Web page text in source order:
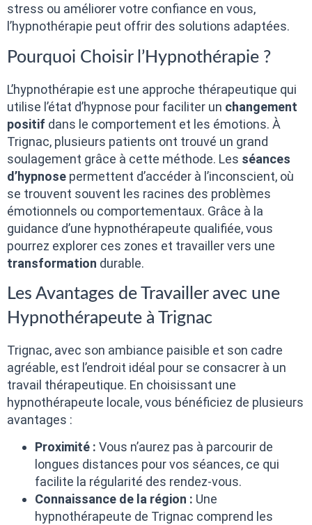
stress ou améliorer votre confiance en vous,
l’hypnothérapie peut offrir des solutions adaptées.
Pourquoi Choisir l’Hypnothérapie ?
L’hypnothérapie est une approche thérapeutique qui
utilise l’état d’hypnose pour faciliter un changement
positif dans le comportement et les émotions. À
Trignac, plusieurs patients ont trouvé un grand
soulagement grâce à cette méthode. Les séances
d’hypnose permettent d’accéder à l’inconscient, où
se trouvent souvent les racines des problèmes
émotionnels ou comportementaux. Grâce à la
guidance d’une hypnothérapeute qualifiée, vous
pourrez explorer ces zones et travailler vers une
transformation durable.
Les Avantages de Travailler avec une
Hypnothérapeute à Trignac
Trignac, avec son ambiance paisible et son cadre
agréable, est l’endroit idéal pour se consacrer à un
travail thérapeutique. En choisissant une
hypnothérapeute locale, vous bénéficiez de plusieurs
avantages :
Proximité : Vous n’aurez pas à parcourir de
longues distances pour vos séances, ce qui
facilite la régularité des rendez-vous.
Connaissance de la région : Une
hypnothérapeute de Trignac comprend les